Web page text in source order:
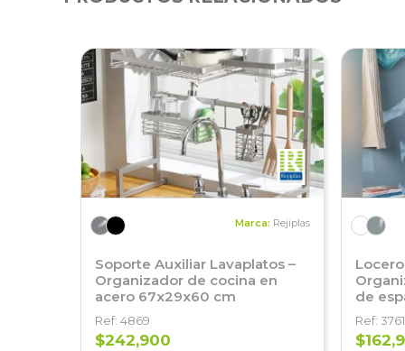
Marca: Rejiplas
Soporte Auxiliar Lavaplatos –
Organizador de cocina en
acero 67x29x60 cm
Ref: 4869
$242,900
de
Ref: 3761